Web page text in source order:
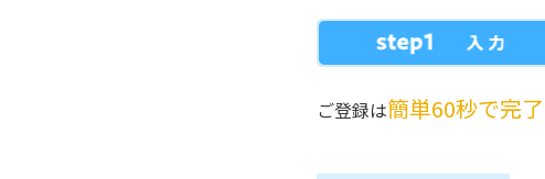
ご登録は簡単60秒で完了